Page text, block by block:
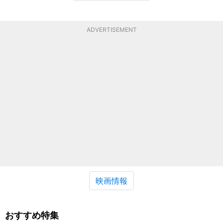
ADVERTISEMENT
映画情報
おすすめ特集